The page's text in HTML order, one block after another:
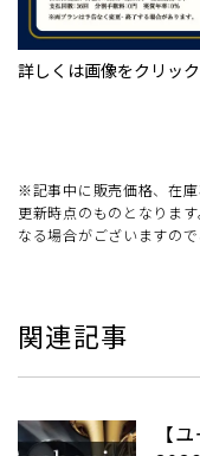
詳しくは画像をクリック
※記事中に販売価格、在
更新時点のものとなりま
なる場合がございますので
関連記事
【